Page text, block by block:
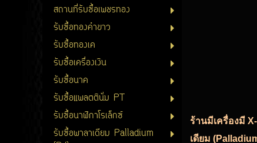
สถานที่รับซื้อเพชรทอง
รับซื้อทองคำขาว
รับซื้อทองเค
รับซื้อเครื่องเงิน
รับซื้อนาค
รับซื้อแพลตตินั่ม PT
รับซื้อนาฬิกาโรเล็กซ์
รับซื้อพาลาเดียม Palladium
ร้านมีเครื่องมี
เดียม